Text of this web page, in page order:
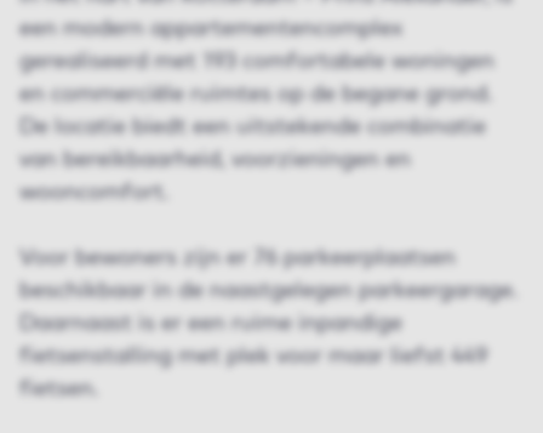
een modern appartementencomplex
gerealiseerd met 193 comfortabele woningen
en commerciële ruimtes op de begane grond.
De locatie biedt een uitstekende combinatie
van bereikbaarheid, voorzieningen en
wooncomfort.
Voor bewoners zijn er 76 parkeerplaatsen
beschikbaar in de naastgelegen parkeergarage.
Daarnaast is er een ruime inpandige
fietsenstalling met plek voor maar liefst 449
fietsen.